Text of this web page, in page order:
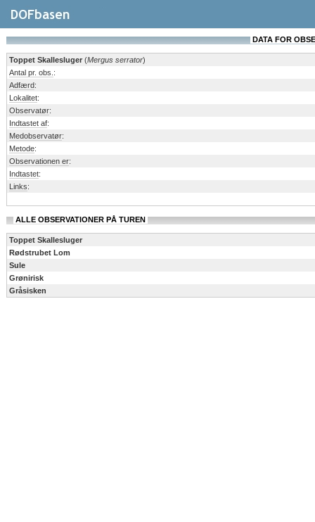
DATA FOR
Toppet Skallesluger (Mergus serrator)
Antal pr. obs. :
Adfærd:
Lokalitet:
Observatør:
Indtastet af:
Medobservatør:
Metode:
Observationen er:
Indtastet:
Links:
ALLE OBSERVATIONER PÅ TUREN
Toppet Skallesluger
Rødstrubet Lom
Sule
Grønirisk
Gråsisken